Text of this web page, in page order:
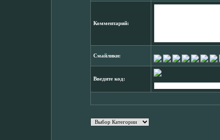
Комментарий:
Смайлики:
Введите код: